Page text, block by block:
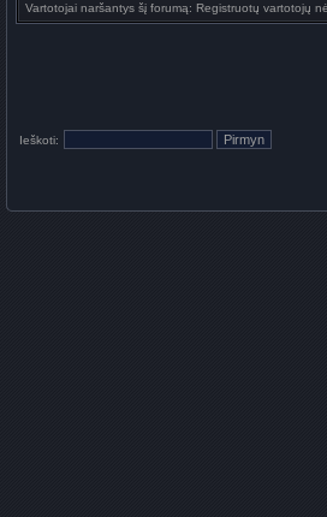
Vartotojai naršantys šį forumą: Registruotų vartotojų
Ieškoti: